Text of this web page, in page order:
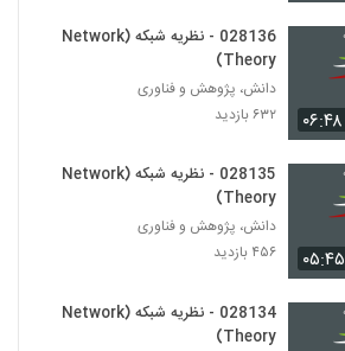
Complexity)
۵۱۴ بازدید
028142 - پیچیدگی اجتماعی (Social
Complexity)
Complexity)
۰۶:۴۸
028136 - نظریه شبکه (Network
Theory)
دانش، پژوهش و فناوری
۶۳۲ بازدید
۰۵:۴۵
028135 - نظریه شبکه (Network
Theory)
دانش، پژوهش و فناوری
۴۵۶ بازدید
028134 - نظریه شبکه (Network
Theory)